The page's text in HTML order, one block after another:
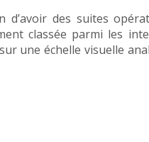
des suites
classée parmi les
une échelle visuelle